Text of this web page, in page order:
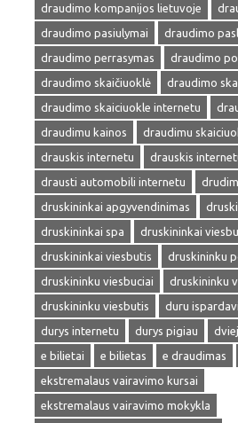
draudimo kompanijos lietuvoje
draudimo pasiulymai
draudimo
draudimo perrasymas
draudimo
draudimo skaičiuoklė
draudimo
draudimo skaiciuokle internetu
draudimu kainos
draudimu
drauskis internetu
drauskis
drausti automobili internetu
druskininkai apgyvendinimas
druskininkai spa
druskininkai
druskininkai viesbutis
druskininku
druskininku viesbuciai
druskininku
druskininku viesbutis
duru
durys internetu
durys pigiau
e bilietai
e bilietas e draudimas
ekstremalaus vairavimo kursai
ekstremalaus vairavimo mokykla